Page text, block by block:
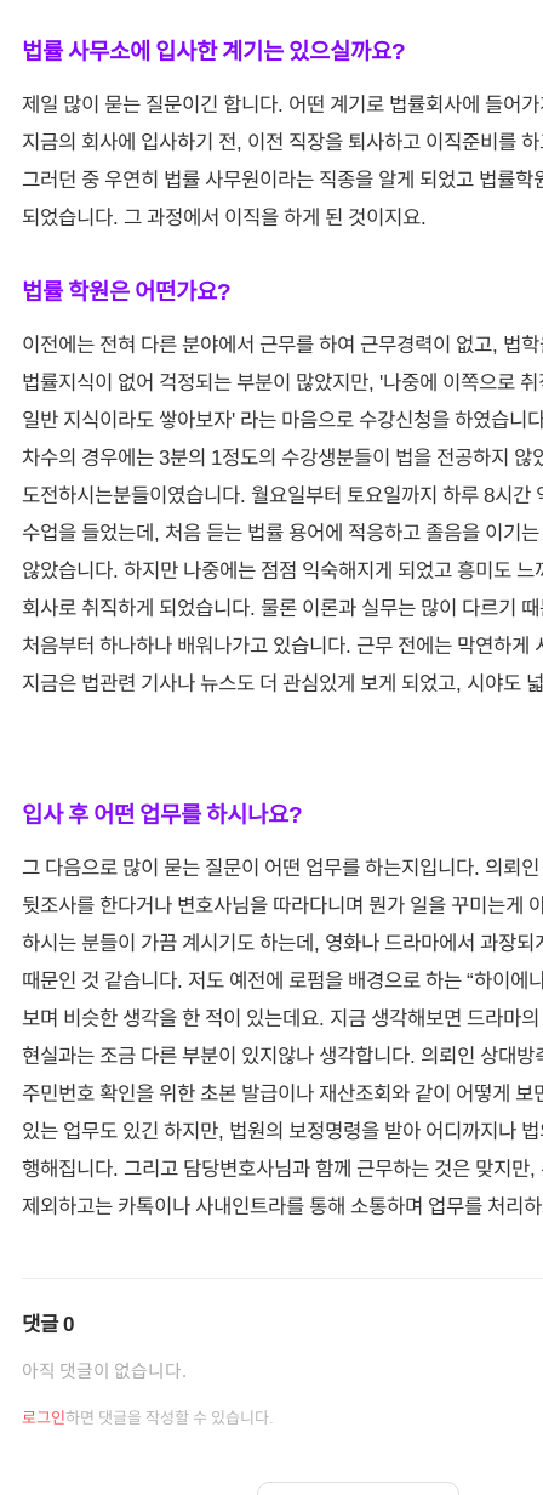
법률 사무소에 입사한 계기는 있으실까요?
제일 많이 묻는 질문이긴 합니다. 어떤 계기로 법률회사에 들어
지금의 회사에 입사하기 전, 이전 직장을 퇴사하고 이직준비를
그러던 중 우연히 법률 사무원이라는 직종을 알게 되었고 법률학
되었습니다. 그 과정에서 이직을 하게 된 것이지요.
법률 학원은 어떤가요?
이전에는 전혀 다른 분야에서 근무를 하여 근무경력이 없고, 법
법률지식이 없어 걱정되는 부분이 많았지만, '나중에 이쪽으로
일반 지식이라도 쌓아보자' 라는 마음으로 수강신청을 하였습니
차수의 경우에는 3분의 1정도의 수강생분들이 법을 전공하지 않
도전하시는분들이였습니다. 월요일부터 토요일까지 하루 8시간
수업을 들었는데, 처음 듣는 법률 용어에 적응하고 졸음을 이기
않았습니다. 하지만 나중에는 점점 익숙해지게 되었고 흥미도 느
회사로 취직하게 되었습니다. 물론 이론과 실무는 많이 다르기
처음부터 하나하나 배워나가고 있습니다. 근무 전에는 막연하게
지금은 법관련 기사나 뉴스도 더 관심있게 보게 되었고, 시야도
입사 후 어떤 업무를 하시나요?
그 다음으로 많이 묻는 질문이 어떤 업무를 하는지입니다. 의뢰
뒷조사를 한다거나 변호사님을 따라다니며 뭔가 일을 꾸미는게
하시는 분들이 가끔 계시기도 하는데, 영화나 드라마에서 과장되
때문인 것 같습니다. 저도 예전에 로펌을 배경으로 하는 “하이에
보며 비슷한 생각을 한 적이 있는데요. 지금 생각해보면 드라마
현실과는 조금 다른 부분이 있지않나 생각합니다. 의뢰인 상대방
주민번호 확인을 위한 초본 발급이나 재산조회와 같이 어떻게 보
있는 업무도 있긴 하지만, 법원의 보정명령을 받아 어디까지나
행해집니다. 그리고 담당변호사님과 함께 근무하는 것은 맞지만,
제외하고는 카톡이나 사내인트라를 통해 소통하며 업무를 처리
댓글0
아직 댓글이 없습니다.
로그인하면 댓글을 작성할 수 있습니다.